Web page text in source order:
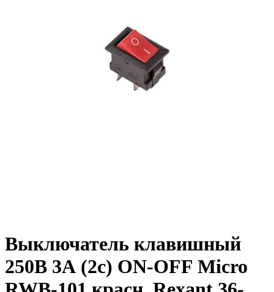
Выключатель клавишный
250В 3А (2с) ON-OFF Micro